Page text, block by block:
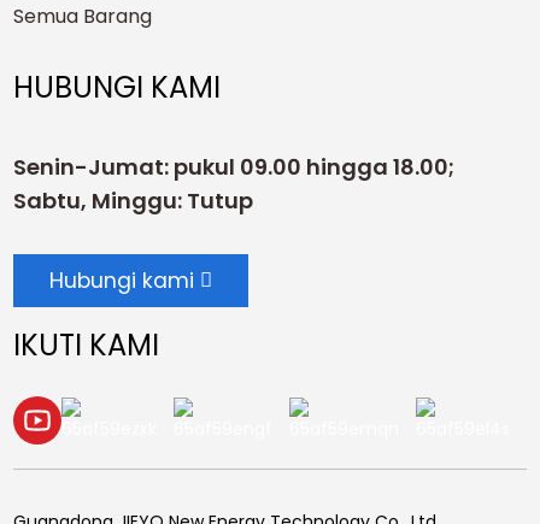
Semua Barang
HUBUNGI KAMI
Senin-Jumat: pukul 09.00 hingga 18.00;
Sabtu, Minggu: Tutup
Hubungi kami
IKUTI KAMI